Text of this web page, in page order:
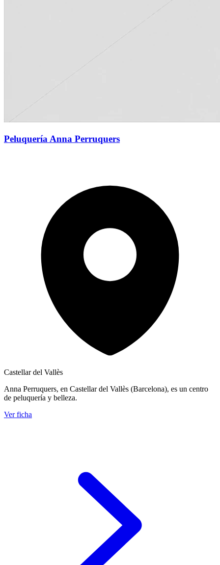
Peluquería Anna Perruquers
Castellar del Vallès
Anna Perruquers, en Castellar del Vallès (Barcelona), es un centro
de peluquería y belleza.
Ver ficha